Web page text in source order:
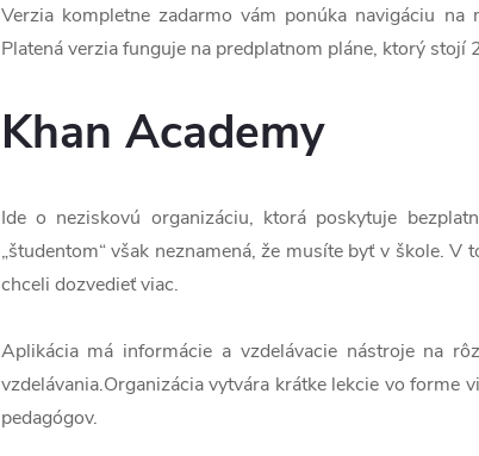
Verzia kompletne zadarmo vám ponúka navigáciu
Platená verzia funguje na predplatnom pláne, ktorý
Khan Academy
Ide o neziskovú organizáciu, ktorá poskytuje
„študentom“ však neznamená, že musíte byť v škole.
chceli dozvedieť viac.
Aplikácia má informácie a vzdelávacie nástroje na
vzdelávania.Organizácia vytvára krátke lekcie vo forme
pedagógov.